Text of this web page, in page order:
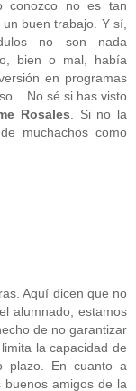
conozco no es tan
buen trabajo. Y sí,
no son nada
bien o mal, había
en programas
No sé si has visto
Rosales . Si no la
muchachos como
Aquí dicen que no
alumnado, estamos
de no garantizar
la capacidad de
plazo. En cuanto a
amigos de la